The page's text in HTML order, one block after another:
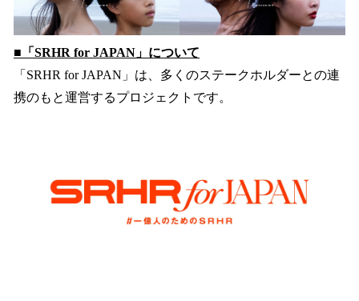
■「SRHR for JAPAN」について
「SRHR for JAPAN」は、多くのステークホルダーとの連
携のもと運営するプロジェクトです。